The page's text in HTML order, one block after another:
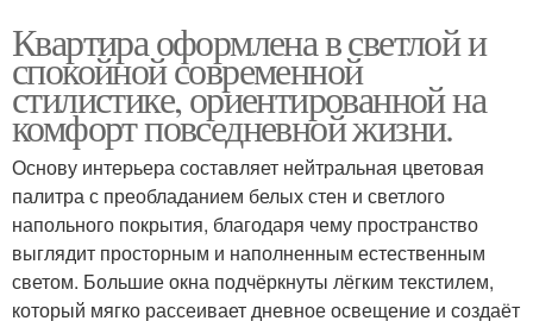
Квартира оформлена в светлой и
спокойной современной
стилистике, ориентированной на
комфорт повседневной жизни.
Основу интерьера составляет нейтральная цветовая
палитра с преобладанием белых стен и светлого
напольного покрытия, благодаря чему пространство
выглядит просторным и наполненным естественным
светом. Большие окна подчёркнуты лёгким текстилем,
который мягко рассеивает дневное освещение и создаёт